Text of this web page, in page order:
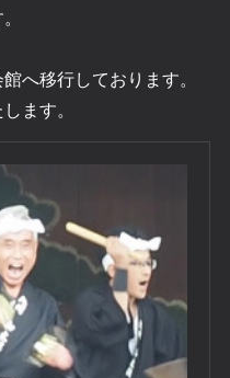
へ移行しております。
ます。